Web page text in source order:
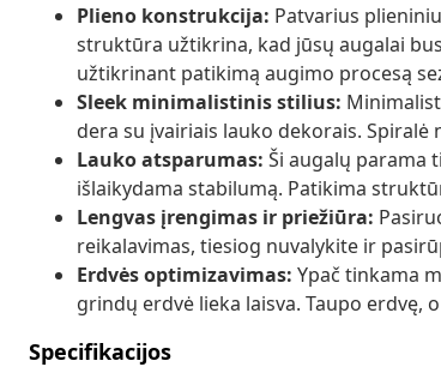
Plieno konstrukcija: Patvarius
struktūra užtikrina, kad jūsų augalai
užtikrinant patikimą augimo procesą
Sleek minimalistinis stilius:
dera su įvairiais lauko dekorais.
Lauko atsparumas: Ši augalų parama
išlaikydama stabilumą. Patikima
Lengvas įrengimas ir priežiūra:
reikalavimas, tiesiog nuvalykite ir
Erdvės optimizavimas: Ypač tinkama
grindų erdvė lieka laisva. Taupo erdvę,
Specifikacijos